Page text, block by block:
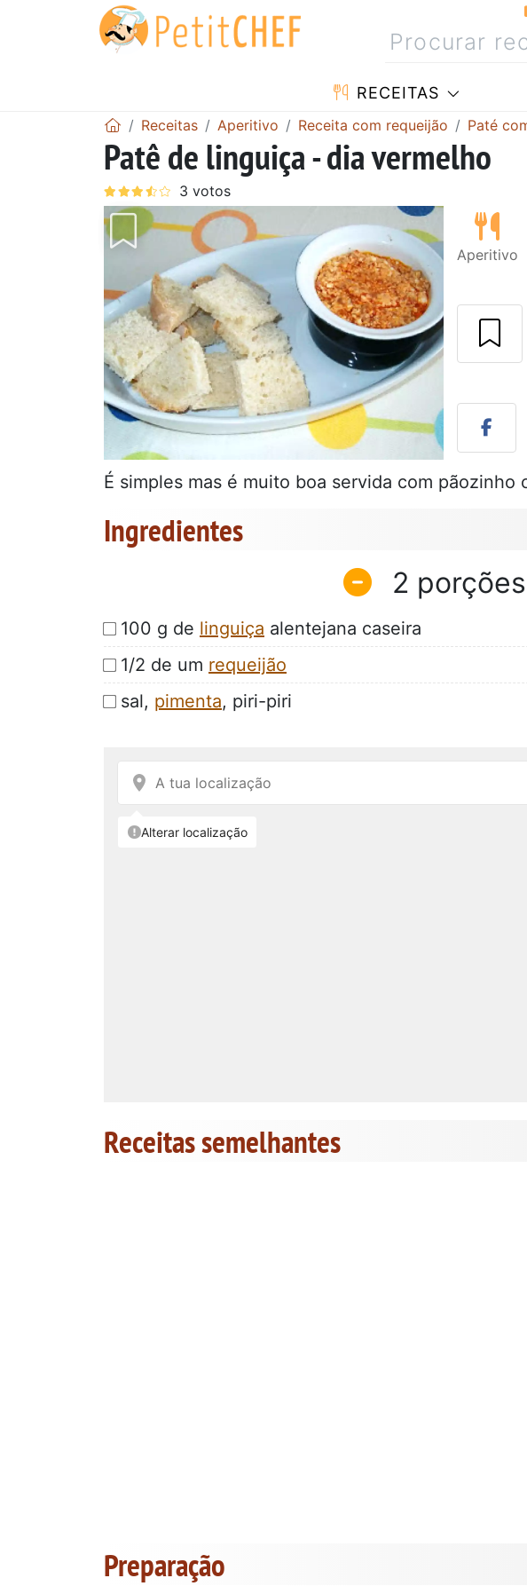
RECEITAS
Receitas Aperitivo Receita com requeijão Paté
Patê de linguiça - dia vermelho
Aperitivo
É simples mas é muito boa servida com pãozinho
Ingredientes
2
100 g de linguiça alentejana caseira
1/2 de um requeijão
sal, pimenta, piri-piri
Receitas semelhantes
Preparação